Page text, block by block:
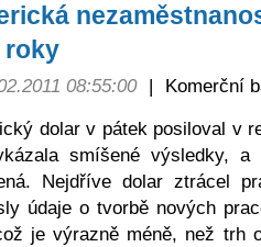
roky
08:55:00 |
Komerční
dolar v pátek posiloval v
smíšené výsledky,
Nejdříve dolar ztrácel
údaje o tvorbě nových
je výrazně méně, než trh